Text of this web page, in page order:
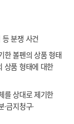
분쟁 사건
한 볼펜의 상품 형태
상품 형태에 대한
를 상대로 제기한
금지청구∙